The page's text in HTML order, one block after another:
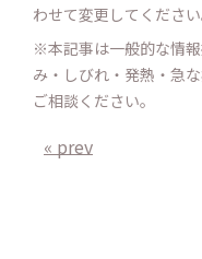
わせて変更してください
※本記事は一般的な情
み・しびれ・発熱・急
ご相談ください。
« prev